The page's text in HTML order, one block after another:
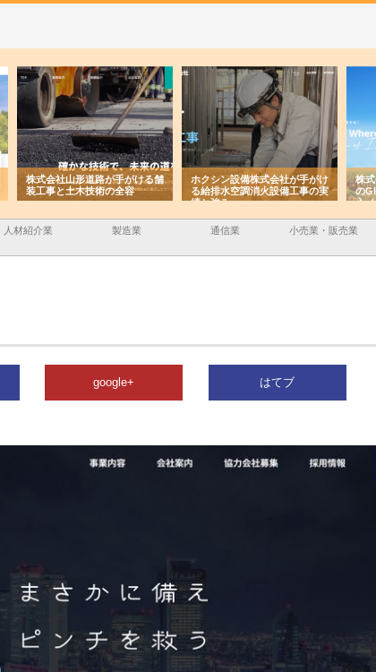
株式会社山形道路が手がける舗
装工事と土木技術の全容
ホクシン設備株式会社が手がけ
る給排水空調消火設備工事の実
績と強み
株
の
入
人材紹介業 製造業 通信業 小売業・販売業
google+ はてブ